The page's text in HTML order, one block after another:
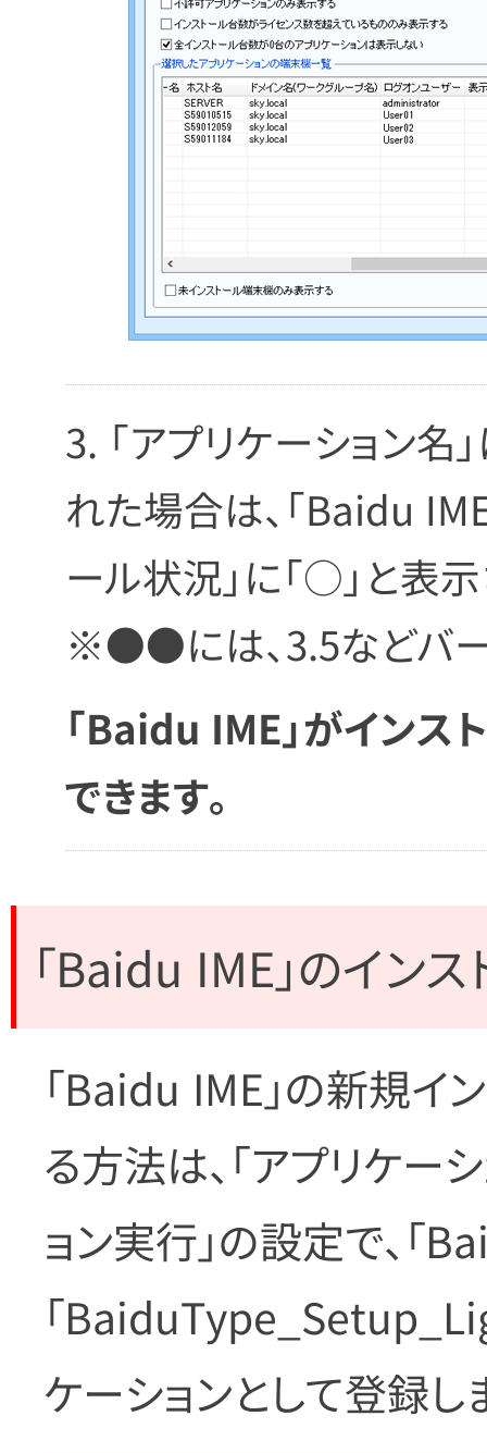
「アプリケーション
れた場合は、「Baidu
ール状況」に「○」と表
※●●には、3.5などバー
「Baidu IME」がイン
できます。
「Baidu IME」のイン
「Baidu IME」の新規イ
る方法は、「アプリケー
ョン実行」の設定で、
「
ケーションとして登録し